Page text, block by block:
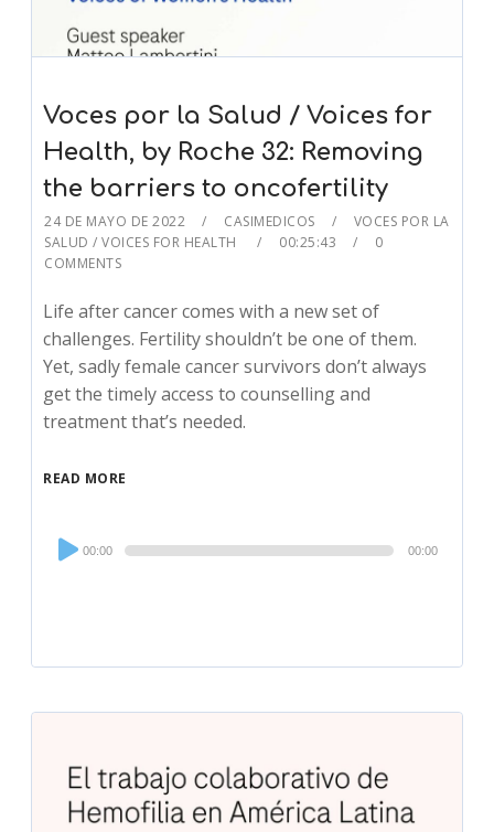
Voces por la Salud / Voices for
Health, by Roche 32: Removing
the barriers to oncofertility
24 DE MAYO DE 2022 CASIMEDICOS
VOCES POR LA
SALUD / VOICES FOR HEALTH
00:25:43
0
COMMENTS
Life after cancer comes with a new set of
challenges. Fertility shouldn’t be one of them.
Yet, sadly female cancer survivors don’t always
get the timely access to counselling and
treatment that’s needed.
READ MORE
Audio
Player
00:00 00:00